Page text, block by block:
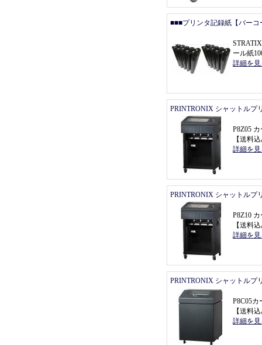
■■■プリンタ記録紙【バー
ール紙
詳細を
PRINTRONIX シャットルプ
P8Z05
【送料
詳細を
PRINTRONIX シャットルプ
P8Z10
【送料
詳細を
PRINTRONIX シャットルプ
P8C05
【送料
詳細を